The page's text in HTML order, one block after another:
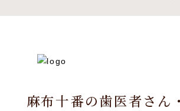
麻布十番の歯医者さん・